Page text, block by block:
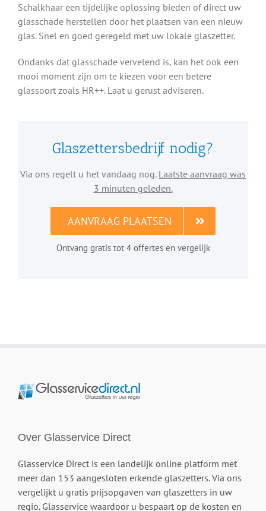
Schalkhaar een tijdelijke oplossing bieden of direct uw
glasschade herstellen door het plaatsen van een nieuw
glas. Snel en goed geregeld met uw lokale glaszetter.
Ondanks dat glasschade vervelend is, kan het ook een
mooi moment zijn om te kiezen voor een betere
glassoort zoals HR++. Laat u gerust adviseren.
Glaszettersbedrijf nodig?
Via ons regelt u het vandaag nog. Laatste aanvraag was
3 minuten geleden.
AANVRAAG PLAATSEN
Ontvang gratis tot 4 offertes en vergelijk
Over Glasservice Direct
Glasservice Direct is een landelijk online platform met
meer dan 153 aangesloten erkende glaszetters. Via ons
vergelijkt u gratis prijsopgaven van glaszetters in uw
regio. Glasservice waardoor u bespaart op de kosten en